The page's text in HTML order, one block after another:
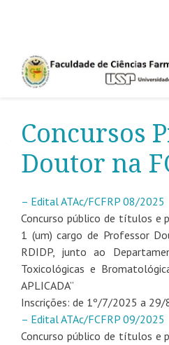
Concursos
Doutor na
– Edital ATAc/FCFRP 08/2025
Concurso público de títulos e
1 (um) cargo de Professor
RDIDP, junto ao
Toxicológicas e
APLICADA”
Inscrições: de 1º/7/2025 a
– Edital ATAc/FCFRP 09/2025
Concurso público de títulos e